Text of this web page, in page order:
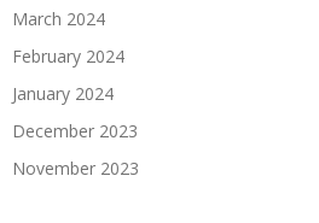
March 2024
February 2024
January 2024
December 2023
November 2023